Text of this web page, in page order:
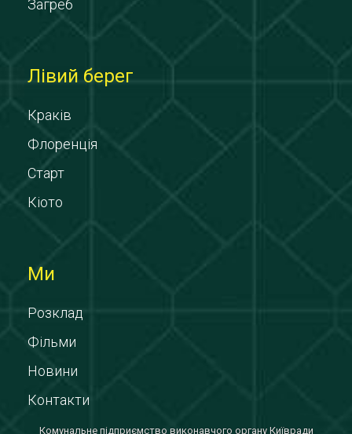
Загреб
Лівий берег
Краків
Флоренція
Старт
Кіото
Ми
Розклад
Фільми
Новини
Контакти
Комунальне підприємство виконавчого органу Київради